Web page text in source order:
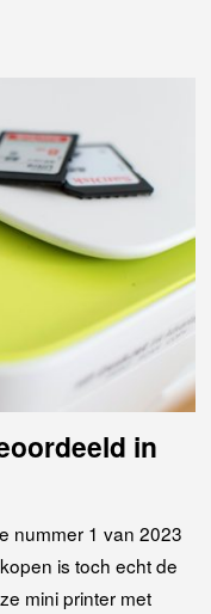
in
nummer 1 van 2023
is toch echt de
mini printer met